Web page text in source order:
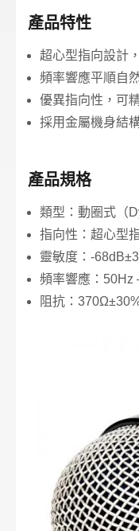
產品特性
超心型指向設計
頻率響應平順自
優異指向性，可
採用金屬機身結
產品規格
類型：動圈式（
指向性：超心型
靈敏度：-
頻率響應：50Hz
阻抗：